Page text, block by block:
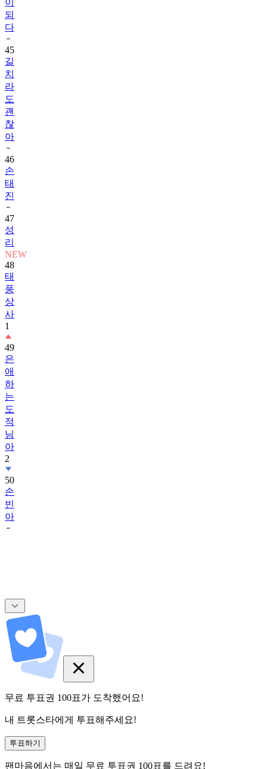
되
다
45
길
치
라
도
괜
찮
아
46
손
태
진
47
성
리
NEW
48
태
풍
상
사
1
49
은
애
하
는
도
적
님
아
2
50
손
빈
아
무료 투표권 100표가 도착했어요!
내 트롯스타에게 투표해주세요!
투표하기
팬마음에서는 매일 무료 투표권 100표를 드려요!